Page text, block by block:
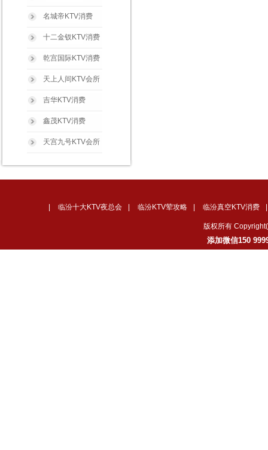
名城帝KTV消费
十二金钗KTV消费
乾宫国际KTV消费
天上人间KTV会所
吉华KTV消费
鑫茂KTV消费
天宫九号KTV会所
临汾十大KTV夜总会 临汾KTV荤攻略 临汾真空KTV消费
版权所有
添加微信150